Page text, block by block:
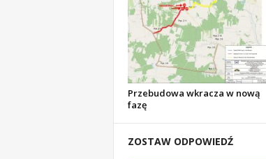
g
Przebudowa wkracza w nową
fazę
ZOSTAW ODPOWIEDŹ